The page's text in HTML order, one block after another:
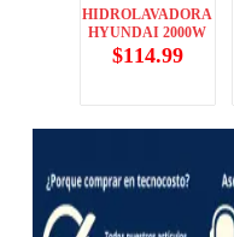
HIDROLAVADORA
HYUNDAI 2000W
$114.99